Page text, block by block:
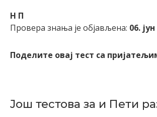
Н П
Провера знања је објављена: 06.
Поделите овај тест са
Још тестова за и Пети